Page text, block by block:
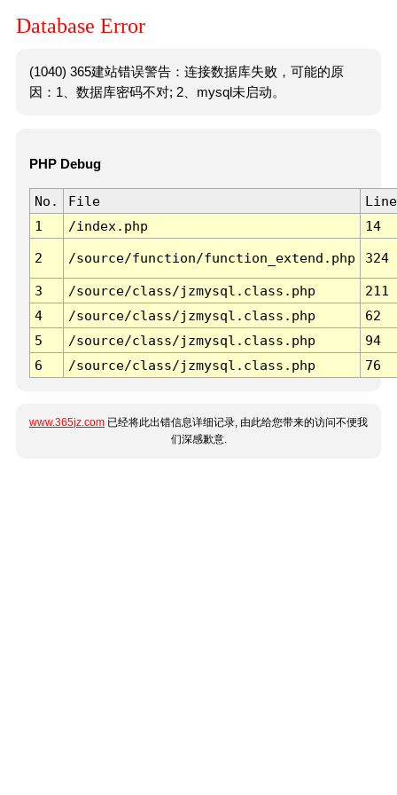
Database Error
(1040) 365建站错误警告：连接数据库失败，可能的原
因：1、数据库密码不对; 2、mysql未启动。
PHP Debug
No. File
Line
1
/index.php 14
2 /source/function/function_extend.php 324
3 /source/class/jzmysql.class.php
211
4
/source/class/jzmysql.class.php
62
5
/source/class/jzmysql.class.php
94
6
/source/class/jzmysql.class.php 76
www.365jz.com 已经将此出错信息详细记录, 由此给您带来的访问不便我
们深感歉意.